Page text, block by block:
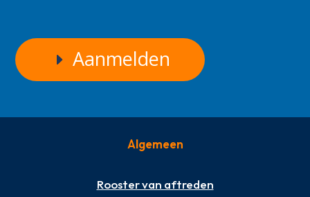
Aanmelden
Algemeen
Rooster van aftreden